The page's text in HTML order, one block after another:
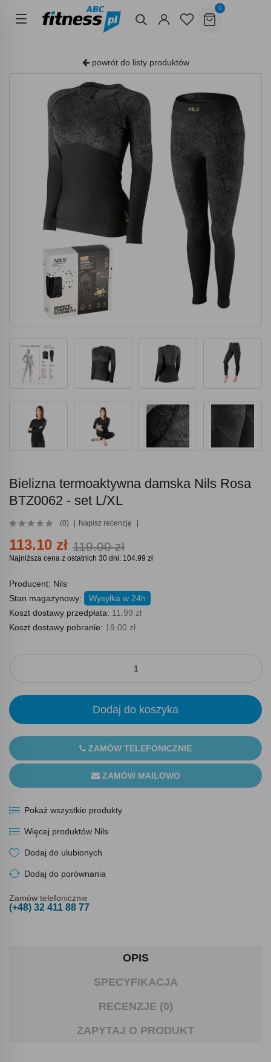
0
powrót do listy produktów
Bielizna termoaktywna damska Nils Rosa
BTZ0062 - set L/XL
(0) Napisz recenzję
113.10 zł 119.00 zł
Najniższa cena z ostatnich 30 dni: 104.99 zł
Producent: Nils
Stan magazynowy:
Wysyłka w 24h
Koszt dostawy przedpłata: 11.99 zł
Koszt dostawy pobranie: 19.00 zł
Dodaj do koszyka
ZAMÓW TELEFONICZNIE
ZAMÓW MAILOWO
Pokaż wszystkie produkty
Więcej produktów Nils
Dodaj do ulubionych
Dodaj do porównania
Zamów telefonicznie
(+48) 32 411 88 77
OPIS
SPECYFIKACJA
RECENZJE (0)
ZAPYTAJ O PRODUKT